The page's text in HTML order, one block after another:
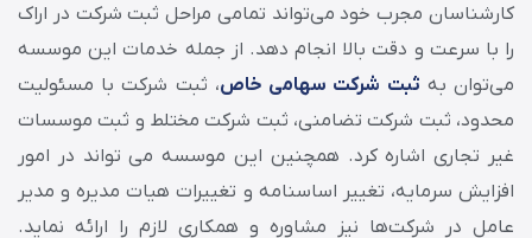
کارشناسان مجرب خود می‌تواند تمامی مراحل ثبت شرکت در اراک
را با سرعت و دقت بالا انجام دهد. از جمله خدمات این موسسه
می‌توان به ثبت شرکت سهامی خاص، ثبت شرکت با مسئولیت
محدود، ثبت شرکت تضامنی، ثبت شرکت مختلط و ثبت موسسات
غیر تجاری اشاره کرد. همچنین این موسسه می تواند در امور
افزایش سرمایه، تغییر اساسنامه و تغییرات هیات مدیره و مدیر
عامل در شرکت‌ها نیز مشاوره و همکاری لازم را ارائه نماید.